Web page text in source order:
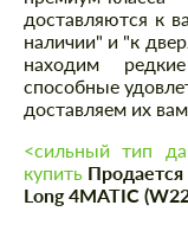
доставляются к
наличии" и "к
находим
способные
доставляем их
<сильный тип
купить
Long 4MATIC